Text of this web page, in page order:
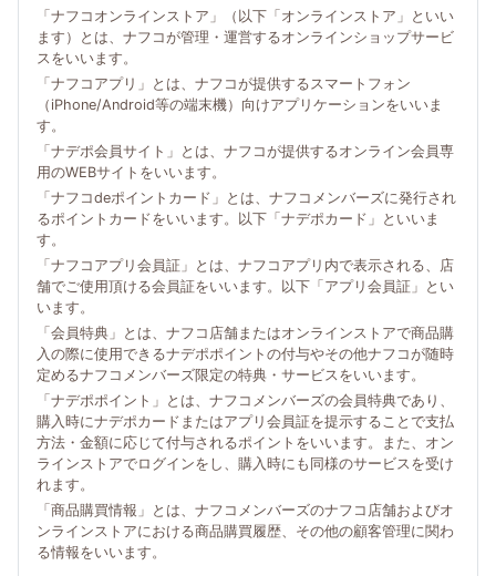
「ナフコオンラインストア」（以下「オンラインストア」といい
ます）とは、ナフコが管理・運営するオンラインショップサービ
スをいいます。
「ナフコアプリ」とは、ナフコが提供するスマートフォン
（iPhone/Android等の端末機）向けアプリケーションをいいま
す。
「ナデポ会員サイト」とは、ナフコが提供するオンライン会員専
用のWEBサイトをいいます。
「ナフコdeポイントカード」とは、ナフコメンバーズに発行され
るポイントカードをいいます。以下「ナデポカード」といいま
す。
「ナフコアプリ会員証」とは、ナフコアプリ内で表示される、店
舗でご使用頂ける会員証をいいます。以下「アプリ会員証」とい
います。
「会員特典」とは、ナフコ店舗またはオンラインストアで商品購
入の際に使用できるナデポポイントの付与やその他ナフコが随時
定めるナフコメンバーズ限定の特典・サービスをいいます。
「ナデポポイント」とは、ナフコメンバーズの会員特典であり、
購入時にナデポカードまたはアプリ会員証を提示することで支払
方法・金額に応じて付与されるポイントをいいます。また、オン
ラインストアでログインをし、購入時にも同様のサービスを受け
れます。
「商品購買情報」とは、ナフコメンバーズのナフコ店舗およびオ
ンラインストアにおける商品購買履歴、その他の顧客管理に関わ
る情報をいいます。